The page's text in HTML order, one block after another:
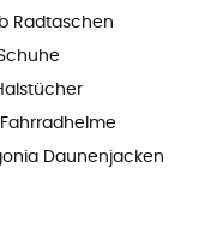
Radtaschen
Daunenjacken